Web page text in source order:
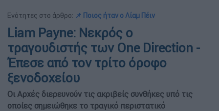
Ενότητες στο άρθρο: 📌 Ποιος ήταν ο Λίαμ Πέιν
Liam Payne: Νεκρός ο
τραγουδιστής των One Direction -
Έπεσε από τον τρίτο όροφο
ξενοδοχείου
Οι Αρχές διερευνούν τις ακριβείς συνθήκες υπό τις
οποίες σημειώθηκε το τραγικό περιστατικό